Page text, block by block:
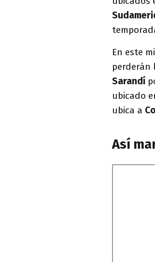
En este
perderán
Sarandí
ubicado
ubica a
Así